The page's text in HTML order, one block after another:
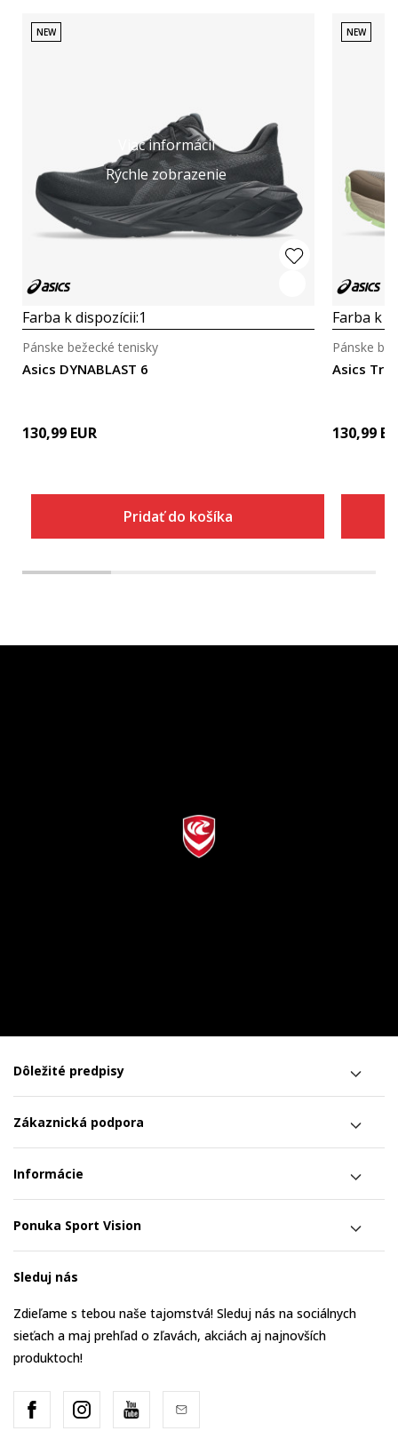
Viac informácií
Rýchle zobrazenie
NEW
Farba k dispozícii:1
Asics DYNABLAST 6
Pánske bežecké tenisky
130,99 EUR
Pridať do košíka
NEW
Farba k
Asics
Pánske
130,99
Dôležité predpisy
Zákaznická podpora
Informácie
Ponuka Sport Vision
Sleduj nás
Zdieľame s tebou naše tajomstvá! Sleduj nás na sociálnych
sieťach a maj prehľad o zľavách, akciách aj najnovších
produktoch!